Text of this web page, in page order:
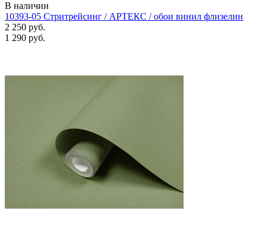
В наличии
10393-05 Стритрейсинг / АРТЕКС / обои винил флизелин
2 250 руб.
1 290 руб.